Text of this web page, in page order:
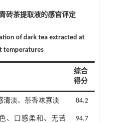
砖茶提取液的感官评定
of dark tea extracted at
temperatures
综合
得分
清淡、茶香味寡淡 84.2
、口感柔和、无苦
94.7